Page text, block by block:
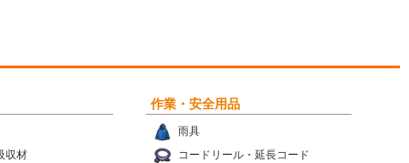
収材
作業・安全用品
雨具
コードリール・延長コード